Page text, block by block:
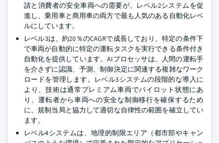
請と消費者の安全車両への需要が、レベル2システムを促
進し、乗用車と商用車の両方で最も人気のある自動化レベ
ルにしています。
レベル3は、約20％のCAGRで成長しており、特定の条件下
で車両が自動的に特定の運転タスクを実行できる条件付き
自動化を提供しています。AIプロセッサは、人間の運転手
を介さずに認識、予測、制御決定に関連する複雑なワーク
ロードを管理します。レベル3システムの段階的な導入に
より、技術は通常プレミアム車両でパイロット状態にあ
り、運転者から車両への安全な制御移行を確保するため
に、規制当局と協力して適切な自律性の範囲を確立してい
ます。
レベル4システムは、地理的制限エリア（都市部やキャン